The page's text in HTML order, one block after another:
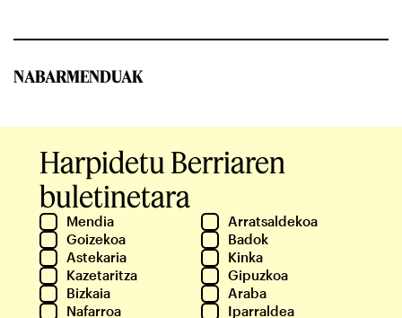
NABARMENDUAK
Harpidetu Berriaren
buletinetara
Mendia
Arratsaldekoa
Goizekoa
Badok
Astekaria
Kinka
Kazetaritza
Gipuzkoa
Bizkaia
Araba
Nafarroa
Iparraldea